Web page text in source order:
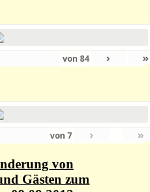
von 84 › »
von7 › »
von
Gästen zum